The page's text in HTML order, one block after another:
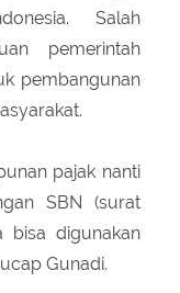
Salah
pemerintah
pembangunan
pajak nanti
SBN (surat
bisa digunakan
Gunadi.